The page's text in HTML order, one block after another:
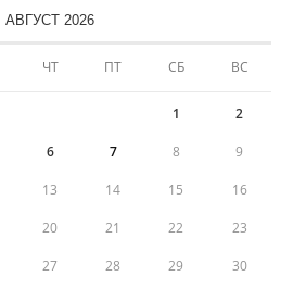
АВГУСТ 2026
ЧТ ПТ СБ ВС
1 2
6 7 8 9
13 14 15 16
20 21 22 23
27 28 29 30